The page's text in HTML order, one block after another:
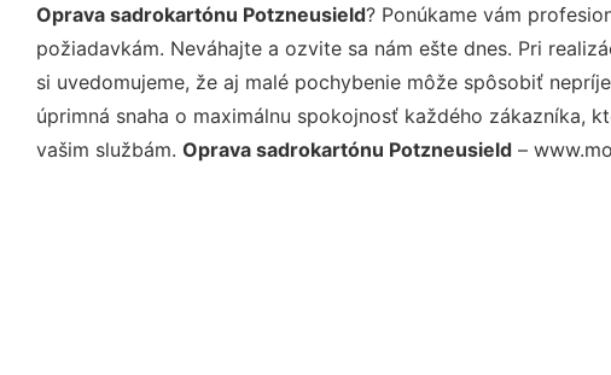
Oprava sadrokartónu Potzneusield? Ponúkame vám
požiadavkám. Neváhajte a ozvite sa nám ešte dnes. Pri
si uvedomujeme, že aj malé pochybenie môže spôsobiť
úprimná snaha o maximálnu spokojnosť každého zákazníka,
vašim službám. Oprava sadrokartónu Potzneusield –